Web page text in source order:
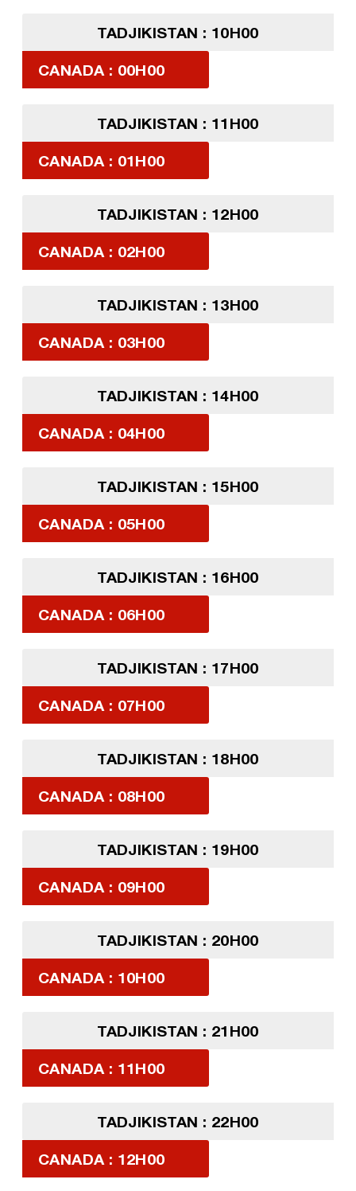
TADJIKISTAN : 10H00
CANADA : 00H00
TADJIKISTAN : 11H00
CANADA : 01H00
TADJIKISTAN : 12H00
CANADA : 02H00
TADJIKISTAN : 13H00
CANADA : 03H00
TADJIKISTAN : 14H00
CANADA : 04H00
TADJIKISTAN : 15H00
CANADA : 05H00
TADJIKISTAN : 16H00
CANADA : 06H00
TADJIKISTAN : 17H00
CANADA : 07H00
TADJIKISTAN : 18H00
CANADA : 08H00
TADJIKISTAN : 19H00
CANADA : 09H00
TADJIKISTAN : 20H00
CANADA : 10H00
TADJIKISTAN : 21H00
CANADA : 11H00
TADJIKISTAN : 22H00
CANADA : 12H00